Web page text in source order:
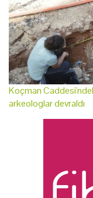
Koçman
arkeologlar devraldı